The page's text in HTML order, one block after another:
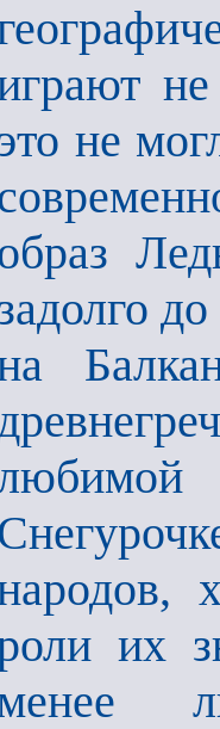
не
их